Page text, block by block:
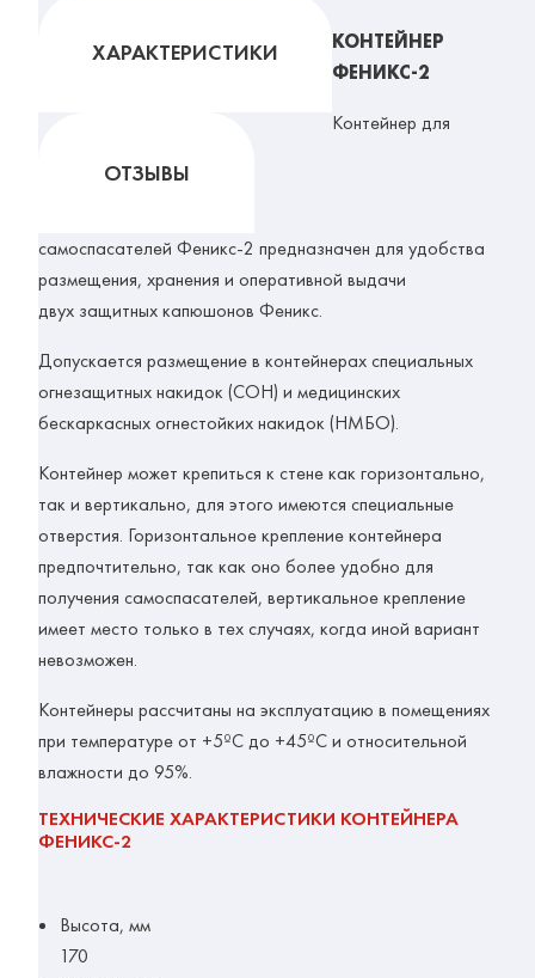
ХАРАКТЕРИСТИКИ
ОТЗЫВЫ
КОНТЕЙНЕР
ФЕНИКС-2
Контейнер для
самоспасателей Феникс-2 предназначен для удобства
размещения, хранения и оперативной выдачи
двух защитных капюшонов Феникс.
Допускается размещение в контейнерах специальных
огнезащитных накидок (СОН) и медицинских
бескаркасных огнестойких накидок (НМБО).
Контейнер может крепиться к стене как горизонтально,
так и вертикально, для этого имеются специальные
отверстия. Горизонтальное крепление контейнера
предпочтительно, так как оно более удобно для
получения самоспасателей, вертикальное крепление
имеет место только в тех случаях, когда иной вариант
невозможен.
Контейнеры рассчитаны на эксплуатацию в помещениях
при температуре от +5ºС до +45ºС и относительной
влажности до 95%.
ТЕХНИЧЕСКИЕ ХАРАКТЕРИСТИКИ КОНТЕЙНЕРА
ФЕНИКС-2
Высота, мм
170